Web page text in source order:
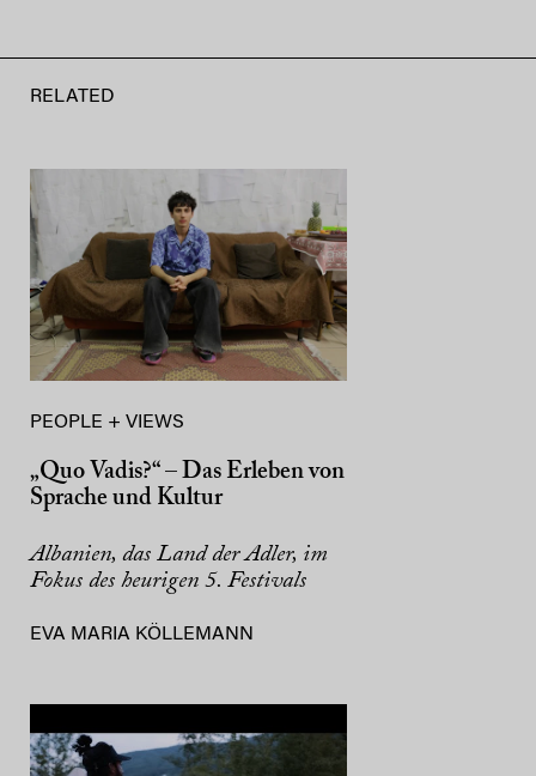
RELATED
PEOPLE + VIEWS
„Quo Vadis?“ – Das Erleben von
Sprache und Kultur
Albanien, das Land der Adler, im
Fokus des heurigen 5. Festivals
EVA MARIA KÖLLEMANN